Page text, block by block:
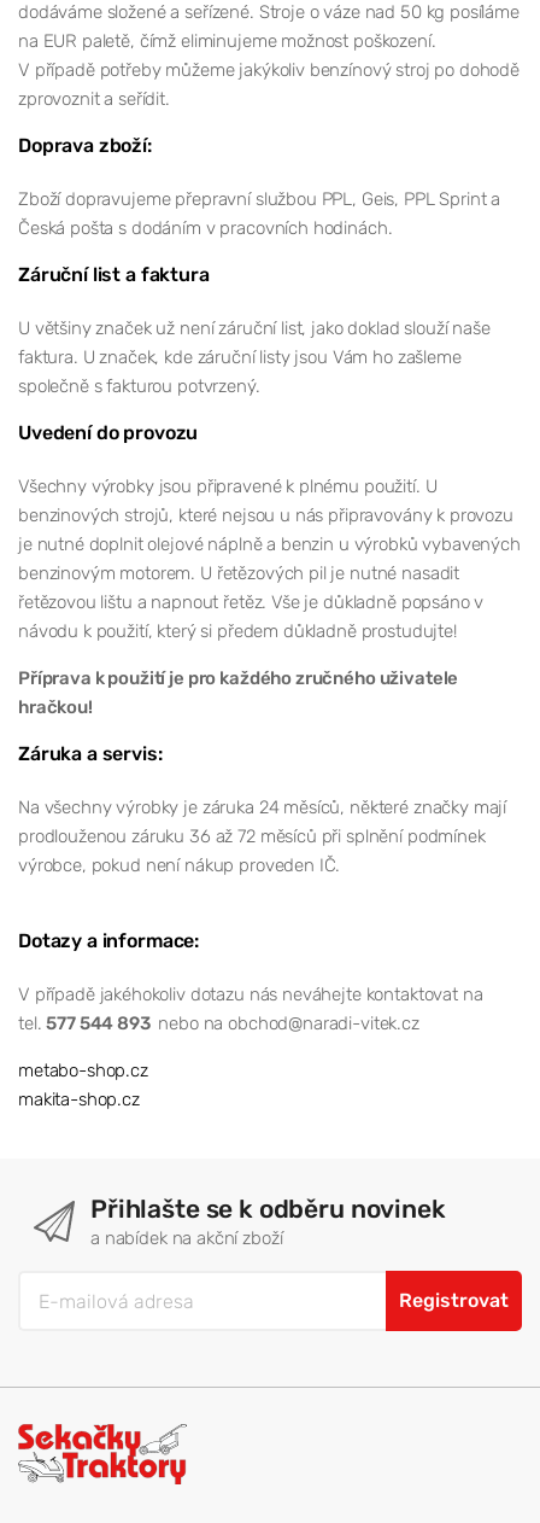
dodáváme složené a seřízené. Stroje o váze nad 50 kg posíláme
na EUR paletě, čímž eliminujeme možnost poškození.
V případě potřeby můžeme jakýkoliv benzínový stroj po dohodě
zprovoznit a seřídit.
Doprava zboží:
Zboží dopravujeme přepravní službou PPL, Geis, PPL Sprint a
Česká pošta s dodáním v pracovních hodinách.
Záruční list a faktura
U většiny značek už není záruční list, jako doklad slouží naše
faktura. U značek, kde záruční listy jsou Vám ho zašleme
společně s fakturou potvrzený.
Uvedení do provozu
Všechny výrobky jsou připravené k plnému použití. U
benzinových strojů, které nejsou u nás připravovány k provozu
je nutné doplnit olejové náplně a benzin u výrobků vybavených
benzinovým motorem. U řetězových pil je nutné nasadit
řetězovou lištu a napnout řetěz. Vše je důkladně popsáno v
návodu k použití, který si předem důkladně prostudujte!
Příprava k použití je pro každého zručného uživatele
hračkou!
Záruka a servis:
Na všechny výrobky je záruka 24 měsíců, některé značky mají
prodlouženou záruku 36 až 72 měsíců při splnění podmínek
výrobce, pokud není nákup proveden IČ.
Dotazy a informace:
V případě jakéhokoliv dotazu nás neváhejte kontaktovat na
tel.577 544 893 nebo na obchod@naradi-vitek.cz
metabo-shop.cz
makita-shop.cz
Přihlašte se k odběru novinek
a nabídek na akční zboží
Registrovat